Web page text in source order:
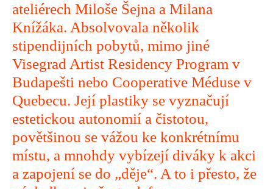
ateliérech Miloše Šejna a Milana
Knížáka. Absolvovala několik
stipendijních pobytů, mimo jiné
Visegrad Artist Residency Program v
Budapešti nebo Cooperative Méduse v
Quebecu. Její plastiky se vyznačují
estetickou autonomií a čistotou,
povětšinou se vážou ke konkrétnímu
místu, a mnohdy vybízejí diváky k akci
a zapojení se do „děje“. A to i přesto, že